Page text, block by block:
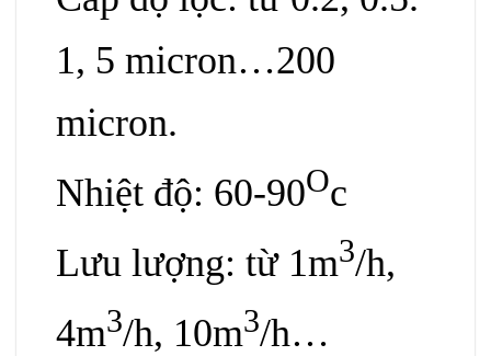
1, 5 micron…200
micron.
Nhiệt độ: 60-90Oc
Lưu lượng: từ 1m3/h,
4m3/h, 10m3/h…